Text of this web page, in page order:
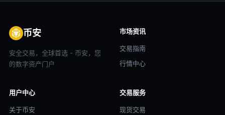
币安
安全交易，全球首选 - 币安，您
的数字资产门户
市场资讯
交易指南
行情中心
用户中心
关于币安
交易服务
现货交易